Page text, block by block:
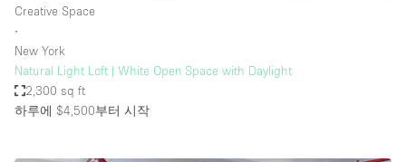
Creative Space
∙
New York
Natural Light Loft | White Open Space with Daylight
2,300 sq ft
하루에 $4,500부터 시작